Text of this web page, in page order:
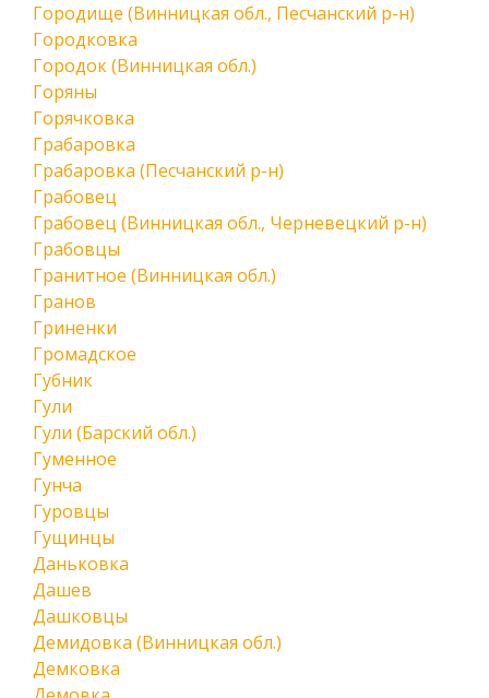
Городище (Винницкая обл., Песчанский р-н)
Городковка
Городок (Винницкая обл.)
Горяны
Горячковка
Грабаровка
Грабаровка (Песчанский р-н)
Грабовец
Грабовец (Винницкая обл., Черневецкий р-н)
Грабовцы
Гранитное (Винницкая обл.)
Гранов
Гриненки
Громадское
Губник
Гули
Гули (Барский обл.)
Гуменное
Гунча
Гуровцы
Гущинцы
Даньковка
Дашев
Дашковцы
Демидовка (Винницкая обл.)
Демковка